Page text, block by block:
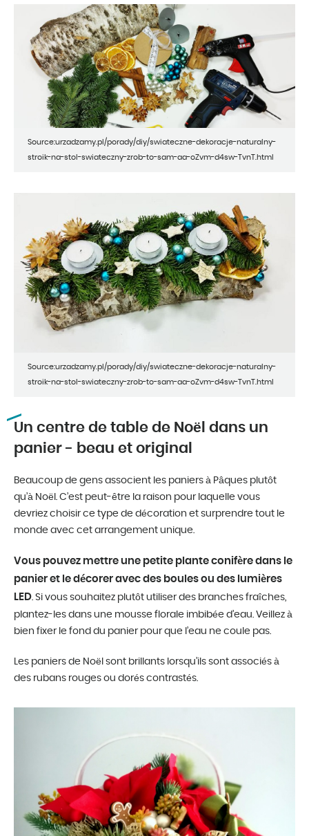
Source:urzadzamy.pl/porady/diy/swiateczne-dekoracje-naturalny-
stroik-na-stol-swiateczny-zrob-to-sam-aa-oZvm-d4sw-TvnT.html
Source:urzadzamy.pl/porady/diy/swiateczne-dekoracje-naturalny-
stroik-na-stol-swiateczny-zrob-to-sam-aa-oZvm-d4sw-TvnT.html
Un centre de table de Noël dans un
panier - beau et original
Beaucoup de gens associent les paniers à Pâques plutôt
qu’à Noël. C’est peut-être la raison pour laquelle vous
devriez choisir ce type de décoration et surprendre tout le
monde avec cet arrangement unique.
Vous pouvez mettre une petite plante conifère dans le
panier et le décorer avec des boules ou des lumières
LED . Si vous souhaitez plutôt utiliser des branches fraîches,
plantez-les dans une mousse florale imbibée d’eau. Veillez à
bien fixer le fond du panier pour que l’eau ne coule pas.
Les paniers de Noël sont brillants lorsqu’ils sont associés à
des rubans rouges ou dorés contrastés.